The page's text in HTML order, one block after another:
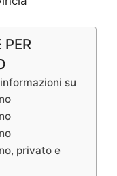
su
privato e